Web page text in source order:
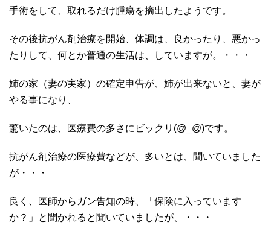
手術をして、取れるだけ腫瘍を摘出したようです。
その後抗がん剤治療を開始、体調は、良かったり、悪かっ
たりして、何とか普通の生活は、していますが。・・・
姉の家（妻の実家）の確定申告が、姉が出来ないと、妻が
やる事になり、
驚いたのは、医療費の多さにビックリ(@_@)です。
抗がん剤治療の医療費などが、多いとは、聞いていました
が・・・
良く、医師からガン告知の時、「保険に入っています
か？」と聞かれると聞いていましたが、・・・